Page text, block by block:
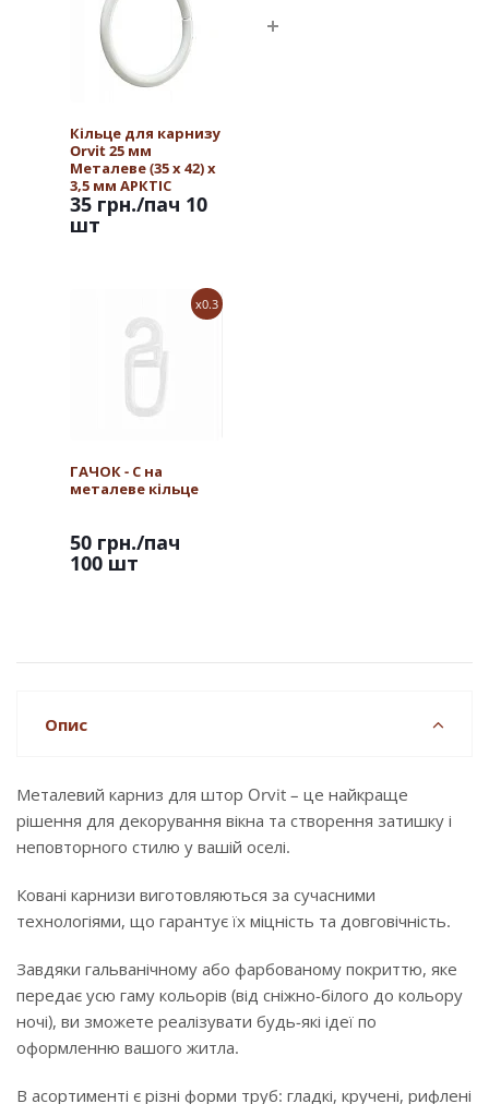
Кільце для карнизу
Orvit 25 мм
Металеве (35 х 42) х
3,5 мм АРКТІС
35 грн./пач 10
шт
x0.3
ГАЧОК - С на
металеве кільце
50 грн./пач
100 шт
Опис
Металевий карниз для штор Orvit – це найкраще
рішення для декорування вікна та створення затишку і
неповторного стилю у вашій оселі.
Ковані карнизи виготовляються за сучасними
технологіями, що гарантує їх міцність та довговічність.
Завдяки гальванічному або фарбованому покриттю, яке
передає усю гаму кольорів (від сніжно-білого до кольору
ночі), ви зможете реалізувати будь-які ідеї по
оформленню вашого житла.
В асортименті є різні форми труб: гладкі, кручені, рифлені